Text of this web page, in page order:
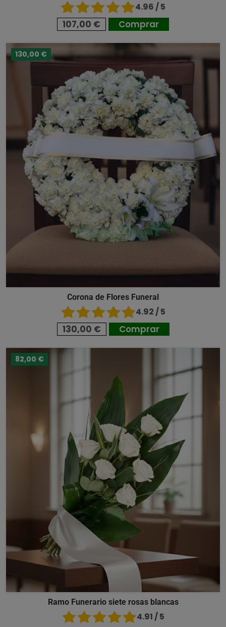
4.96 / 5
107,00 € Comprar
130,00 €
Corona de Flores Funeral
4.92 / 5
130,00 € Comprar
82,00 €
Ramo Funerario siete rosas blancas
4.91 / 5